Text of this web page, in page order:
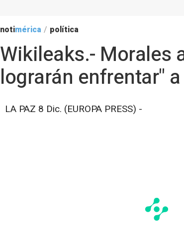
notimérica / política
Wikileaks.- Morales
lograrán enfrentar"
LA PAZ 8 Dic. (EUROPA PRESS) -